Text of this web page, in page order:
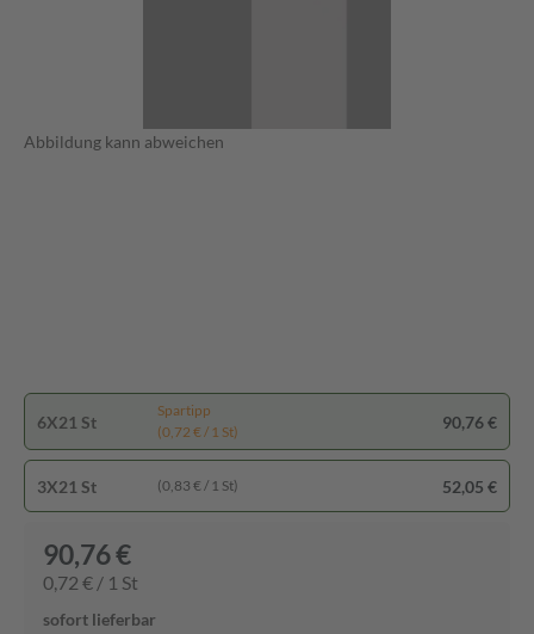
Abbildung kann abweichen
6X21 St
Spartipp
(0,72 € / 1 St)
90,76 €
3X21 St (0,83 € / 1 St) 52,05 €
90,76 €
0,72 € / 1 St
sofort lieferbar